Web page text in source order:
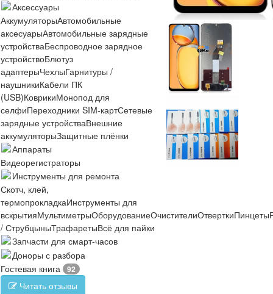
Аксессуары
АккумуляторыАвтомобильные
аксесуарыАвтомобильные зарядные
устройстваБеспроводное зарядное
устройствоБлютуз
адаптерыЧехлыГарнитуры /
наушникиКабели ПК
(USB)КоврикиМонопод для
селфиПереходники SIM-картСетевые
зарядные устройстваВнешние
аккумуляторыЗащитные плёнки
Аппараты
Видеорегистраторы
Инструменты для ремонта
Скотч, клей,
термопрокладкаИнструменты для
вскрытияМультиметрыОборудованиеОчистителиОтверткиПинцеты
/ СтрубцыныТрафаретыВсё для пайки
Запчасти для смарт-часов
Доноры с разбора
Гостевая книга
92
Читать отзывы